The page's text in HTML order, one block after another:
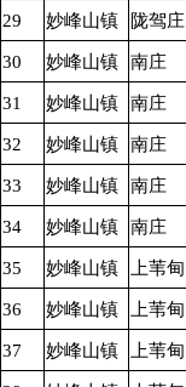
29 妙峰山镇 陇驾庄
30 妙峰山镇 南庄
31 妙峰山镇 南庄
32 妙峰山镇 南庄
33 妙峰山镇 南庄
34 妙峰山镇 南庄
35 妙峰山镇 上苇甸
36 妙峰山镇 上苇甸
37 妙峰山镇 上苇甸